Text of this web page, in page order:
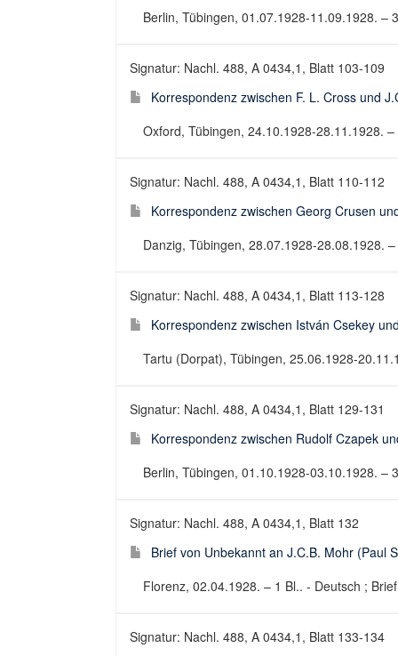
Berlin, Tübingen, 01.07.1928-11.09.1928. –
Signatur: Nachl. 488, A 0434,1, Blatt 103-109
Korrespondenz zwischen F. L. Cross und
Oxford, Tübingen, 24.10.1928-28.11.1928.
Signatur: Nachl. 488, A 0434,1, Blatt 110-112
Korrespondenz zwischen Georg Crusen
Danzig, Tübingen, 28.07.1928-28.08.1928.
Signatur: Nachl. 488, A 0434,1, Blatt 113-128
Korrespondenz zwischen István Csekey
Tartu (Dorpat), Tübingen, 25.06.1928-
Signatur: Nachl. 488, A 0434,1, Blatt 129-131
Korrespondenz zwischen Rudolf Czapek
Berlin, Tübingen, 01.10.1928-03.10.1928. –
Signatur: Nachl. 488, A 0434,1, Blatt 132
Brief von Unbekannt an J.C.B. Mohr (Paul
Florenz, 02.04.1928. – 1 Bl.. - Deutsch ;
Signatur: Nachl. 488, A 0434,1, Blatt 133-134